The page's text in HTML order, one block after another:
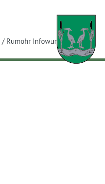
/ Rumohr Infowurfzettel